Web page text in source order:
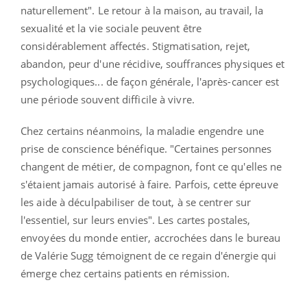
naturellement". Le retour à la maison, au travail, la
sexualité et la vie sociale peuvent être
considérablement affectés. Stigmatisation, rejet,
abandon, peur d'une récidive, souffrances physiques et
psychologiques... de façon générale, l'après-cancer est
une période souvent difficile à vivre.
Chez certains néanmoins, la maladie engendre une
prise de conscience bénéfique. "Certaines personnes
changent de métier, de compagnon, font ce qu'elles ne
s'étaient jamais autorisé à faire. Parfois, cette épreuve
les aide à déculpabiliser de tout, à se centrer sur
l'essentiel, sur leurs envies". Les cartes postales,
envoyées du monde entier, accrochées dans le bureau
de Valérie Sugg témoignent de ce regain d'énergie qui
émerge chez certains patients en rémission.